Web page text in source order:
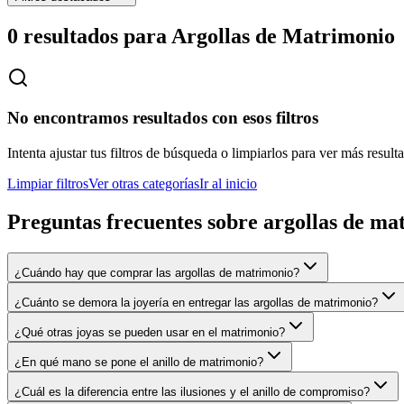
0 resultados para Argollas de Matrimonio
No encontramos resultados con esos filtros
Intenta ajustar tus filtros de búsqueda o limpiarlos para ver más
Limpiar filtrosVer otras categoríasIr al inicio
Preguntas frecuentes sobre argollas de
¿Cuándo hay que comprar las argollas de matrimonio?
¿Cuánto se demora la joyería en entregar las argollas de matrimonio?
¿Qué otras joyas se pueden usar en el matrimonio?
¿En qué mano se pone el anillo de matrimonio?
¿Cuál es la diferencia entre las ilusiones y el anillo de compromiso?